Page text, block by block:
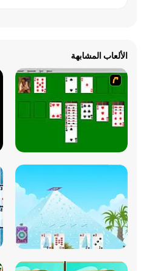
الألعاب المشابهة